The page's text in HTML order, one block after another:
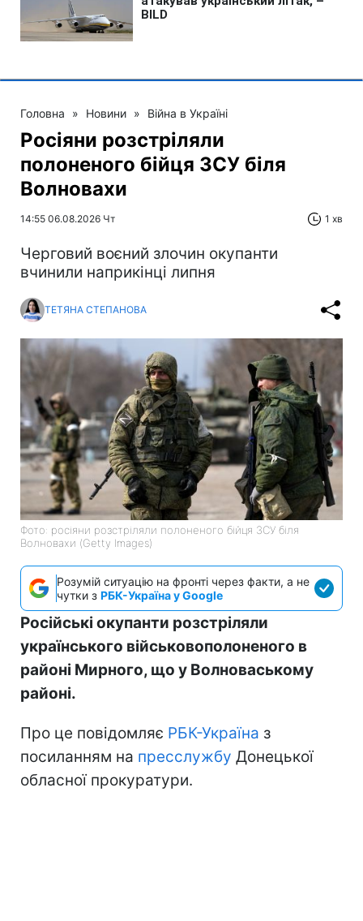
Головна » Новини » Війна в Україні
Росіяни розстріляли
полоненого бійця ЗСУ біля
Волновахи
14:55 06.08.2026 Чт 1 хв
Черговий воєний злочин окупанти
вчинили наприкінці липня
ТЕТЯНА СТЕПАНОВА
Фото: росіяни розстріляли полоненого бійця ЗСУ біля
Волновахи (Getty Images)
Розумій ситуацію на фронті через факти, а не
чутки з РБК-Україна у Google
Російські окупанти розстріляли
українського військовополоненого в
районі Мирного, що у Волноваському
районі.
Про це повідомляє РБК-Україна з
посиланням на пресслужбу Донецької
обласної прокуратури.